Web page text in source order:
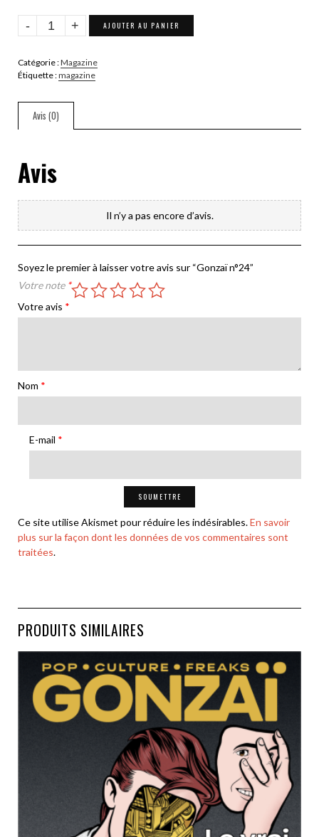
quantité
de
n°24
AJOUTER AU PANIER
Catégorie :Magazine
Étiquette :magazine
Avis (0)
Avis
Il n’y a pas encore d’avis.
Soyez le premier à laisser votre avis sur “Gonzaï n°24”
Votre note *
Votre avis *
Nom *
E-mail *
Ce site utilise Akismet pour réduire les indésirables.En savoir
plus sur la façon dont les données de vos commentaires sont
traitées.
PRODUITS SIMILAIRES